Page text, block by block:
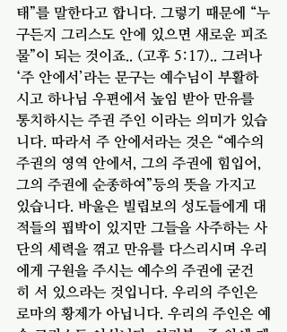
태”를 말한다고 합니다. 그렇기 때문에 “누
구든지 그리스도 안에 있으면 새로운 피조
물”이 되는 것이죠.. (고후 5:17).. 그러나
‘주 안에서’라는 문구는 예수님이 부활하
시고 하나님 우편에서 높임 받아 만유를
통치하시는 주권 주인 이라는 의미가 있습
니다. 따라서 주 안에서라는 것은 “예수의
주권의 영역 안에서, 그의 주권에 힘입어,
그의 주권에 순종하여”등의 뜻을 가지고
있습니다. 바울은 빌립보의 성도들에게 대
적들의 핍박이 있지만 그들을 사주하는 사
단의 세력을 꺾고 만유를 다스리시며 우리
에게 구원을 주시는 예수의 주권에 굳건
히 서 있으라는 것입니다. 우리의 주인은
로마의 황제가 아닙니다. 우리의 주인은 예